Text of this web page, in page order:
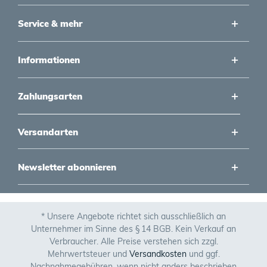
Service & mehr
Informationen
Zahlungsarten
Versandarten
Newsletter abonnieren
* Unsere Angebote richtet sich ausschließlich an
Unternehmer im Sinne des § 14 BGB. Kein Verkauf an
Verbraucher. Alle Preise verstehen sich zzgl.
Mehrwertsteuer und Versandkostenund ggf.